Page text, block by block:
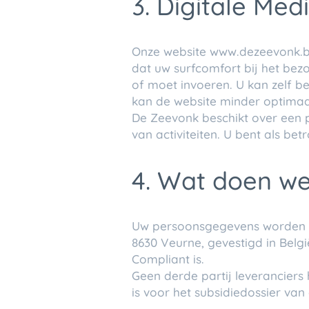
Onze website
dat uw surfcomfort bij het
of moet invoeren. U kan zelf
kan de website minder
De Zeevonk beschikt over
van activiteiten. U bent als
4. Wat doen
Uw persoonsgegevens
8630 Veurne, gevestigd in
Compliant is.
Geen derde partij
is voor het subsidiedossier